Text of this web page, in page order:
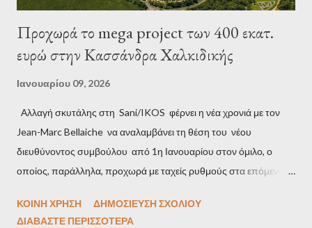
Προχωρά το mega project των 400 εκατ.
ευρώ στην Κασσάνδρα Χαλκιδικής
Ιανουαρίου 09, 2026
Αλλαγή σκυτάλης στη Sani/IKOS φέρνει η νέα χρονιά με τον
Jean-Marc Bellaiche να αναλαμβάνει τη θέση του νέου
διευθύνοντος συμβούλου από 1η Ιανουαρίου στον όμιλο, ο
οποίος, παράλληλα, προχωρά με ταχείς ρυθμούς στα επόμενα
Grand της Χαλκιδικής. Οι ανακοινώσεις ήρθαν στα μέσα
ΚΟΙΝΉ ΧΡΉΣΗ
ΔΗΜΟΣΊΕΥΣΗ ΣΧΟΛΊΟΥ
ΔΙΑΒΆΣΤΕ ΠΕΡΙΣΣΌΤΕΡΑ